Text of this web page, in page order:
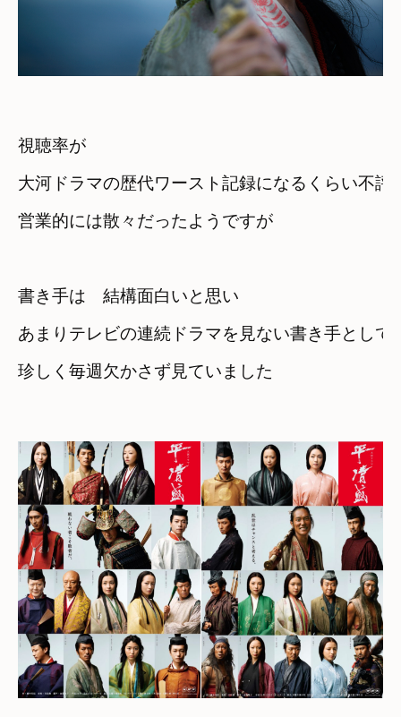
視聴率が
大河ドラマの歴代ワースト記録になるくらい不評
営業的には散々だったようですが
書き手は　結構面白いと思い
あまりテレビの連続ドラマを見ない書き手として
珍しく 毎週欠かさず見ていました